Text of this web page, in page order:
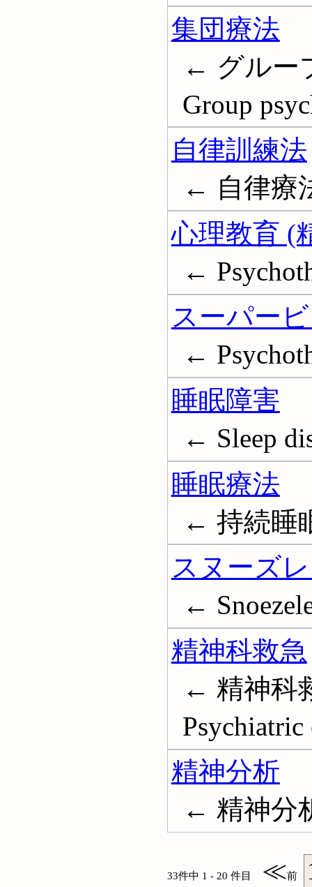
集団療法
← グルー
Group
自律訓練法
← 自律療
心理教育 (
←
スーパー
←
睡眠障害
← Sleep
睡眠療法
← 持続睡
スヌーズ
←
精神科救急
← 精神科
Psychiatric
精神分析
← 精神分
33件中 1 - 20 件目 ≪前